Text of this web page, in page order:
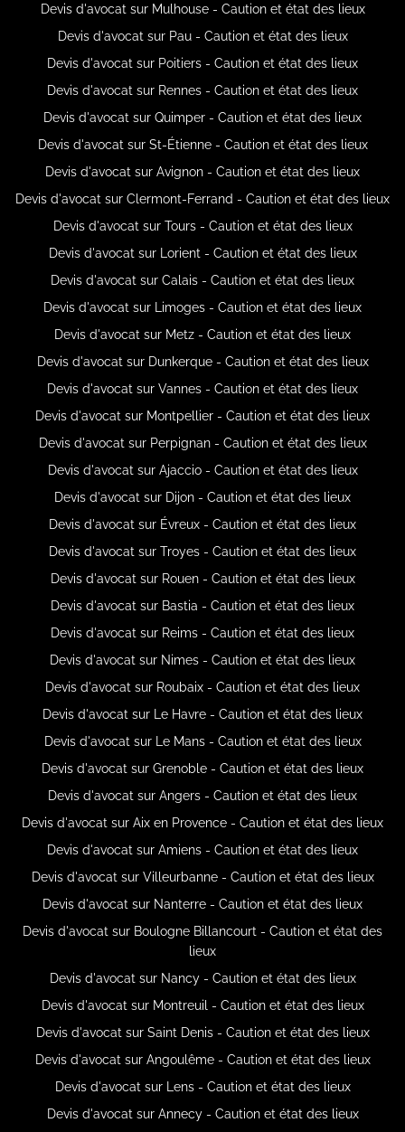
Devis d'avocat sur Mulhouse - Caution et état des lieux
Devis d'avocat sur Pau - Caution et état des lieux
Devis d'avocat sur Poitiers - Caution et état des lieux
Devis d'avocat sur Rennes - Caution et état des lieux
Devis d'avocat sur Quimper - Caution et état des lieux
Devis d'avocat sur St-Étienne - Caution et état des lieux
Devis d'avocat sur Avignon - Caution et état des lieux
Devis d'avocat sur Clermont-Ferrand - Caution et état des lieux
Devis d'avocat sur Tours - Caution et état des lieux
Devis d'avocat sur Lorient - Caution et état des lieux
Devis d'avocat sur Calais - Caution et état des lieux
Devis d'avocat sur Limoges - Caution et état des lieux
Devis d'avocat sur Metz - Caution et état des lieux
Devis d'avocat sur Dunkerque - Caution et état des lieux
Devis d'avocat sur Vannes - Caution et état des lieux
Devis d'avocat sur Montpellier - Caution et état des lieux
Devis d'avocat sur Perpignan - Caution et état des lieux
Devis d'avocat sur Ajaccio - Caution et état des lieux
Devis d'avocat sur Dijon - Caution et état des lieux
Devis d'avocat sur Évreux - Caution et état des lieux
Devis d'avocat sur Troyes - Caution et état des lieux
Devis d'avocat sur Rouen - Caution et état des lieux
Devis d'avocat sur Bastia - Caution et état des lieux
Devis d'avocat sur Reims - Caution et état des lieux
Devis d'avocat sur Nimes - Caution et état des lieux
Devis d'avocat sur Roubaix - Caution et état des lieux
Devis d'avocat sur Le Havre - Caution et état des lieux
Devis d'avocat sur Le Mans - Caution et état des lieux
Devis d'avocat sur Grenoble - Caution et état des lieux
Devis d'avocat sur Angers - Caution et état des lieux
Devis d'avocat sur Aix en Provence - Caution et état des lieux
Devis d'avocat sur Amiens - Caution et état des lieux
Devis d'avocat sur Villeurbanne - Caution et état des lieux
Devis d'avocat sur Nanterre - Caution et état des lieux
Devis d'avocat sur Boulogne Billancourt - Caution et état des
lieux
Devis d'avocat sur Nancy - Caution et état des lieux
Devis d'avocat sur Montreuil - Caution et état des lieux
Devis d'avocat sur Saint Denis - Caution et état des lieux
Devis d'avocat sur Angoulême - Caution et état des lieux
Devis d'avocat sur Lens - Caution et état des lieux
Devis d'avocat sur Annecy - Caution et état des lieux